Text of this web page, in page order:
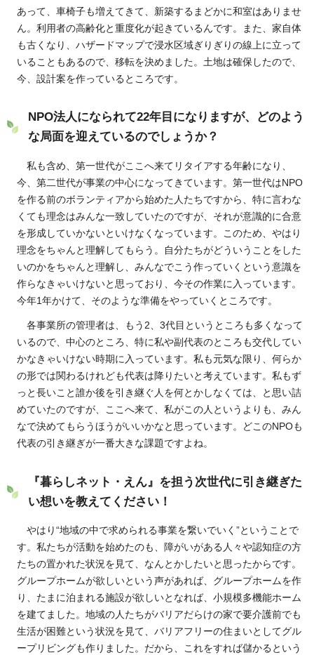
あって、車椅子も増えてきて、新築するまどかに和室はありませ
ん。利用者の高齢化と重度化が起きているんです。また、家自体
も古くなり、ハザードマップで浸水区域ぎりぎりの線上に立って
いることもあるので、移転を決めました。土地は確保したので、
今、設計案を作っているところです。
NPO法人になられて22年目になりますが、どのよう
な局面を迎えているのでしょうか？
私も含め、第一世代がここへ来てリタイアする年齢になり、
今、第二世代が事業の中心になってきています。第一世代はNPO
を作る前のボランティアから始めた人たちですから、特に言わな
くても理念はみんな一致していたのですが、それが意識的に合意
を形成していかないといけなくなっています。このため、やはり
理念をちゃんと理解してもらう。自分たちがどういうことをした
いのかをちゃんと理解し、みんなでこう作っていくという意識を
作らなきゃいけないと思っており、今その作業に入っています。
今年1年かけて、そのような準備をやっていくところです。
各事業所の管理者は、もう2、3代目というところも多くなって
いるので、中心のところ、特に私や副代表のところも交代してい
かなきゃいけない時期に入っています。私も元気な限り、何らか
の形では関わるけれども代表は降りたいと考えています。私もず
っと長いこと誰か後を引き継ぐ人を何とかしなくては、と思い詰
めていたのですが、ここへ来て、私がこの人というよりも、みん
なで決めてもらうほうがいいかなと思っています。どこのNPOも
代表の引き継ぎが一番大きな課題ですよね。
『暮らしネット・えん』を担う次世代に引き継ぎた
い想いを教えてください！
やはり“地域の中で求められる事業を繋いでいく”ということで
す。私たちが活動を始めたのも、障がいがある人々や認知症の方
たちの置かれた状況を見て、なんとかしたいと思ったからです。
グループホームが欲しいという声があれば、グループホームを作
り、たまに泊まれる施設が欲しいとなれば、小規模多機能ホーム
を建てました。地域の人たちがバリアだらけの家で要介護前でも
生活が困難という状況を見て、バリアフリーの住まいとしてグル
ープリビングも作りました。だから、これをすれば儲かるという